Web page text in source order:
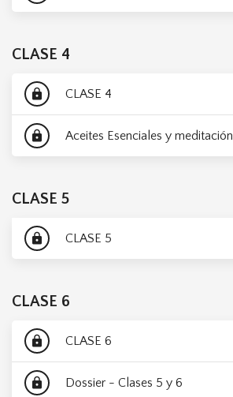
CLASE 4
lock CLASE 4
lock Aceites Esenciales y meditación
CLASE 5
lock CLASE 5
CLASE 6
lock CLASE 6
lock Dossier - Clases 5 y 6